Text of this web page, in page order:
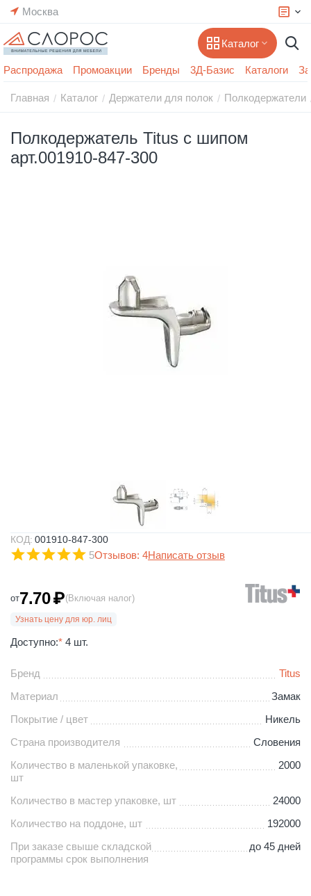
Москва
Каталог
Распродажа Промоакции Бренды 3Д-Базис Каталоги
Главная / Каталог / Держатели для полок / Полкодержатели
Полкодержатель Titus с шипом
арт.001910-847-300
КОД: 001910-847-300
5Отзывов: 4Написать отзыв
от7.70₽(Включая налог)
Узнать цену для юр. лиц
Доступно:* 4 шт.
Бренд
Titus
Материал
Замак
Покрытие / цвет
Никель
Страна производителя
Словения
Количество в маленькой упаковке,
шт
2000
Количество в мастер упаковке, шт
24000
Количество на поддоне, шт
192000
При заказе свыше складской
программы срок выполнения
до 45 дней